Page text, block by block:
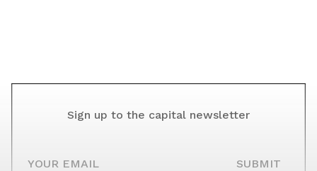
Sign up to the capital newsletter
SUBMIT